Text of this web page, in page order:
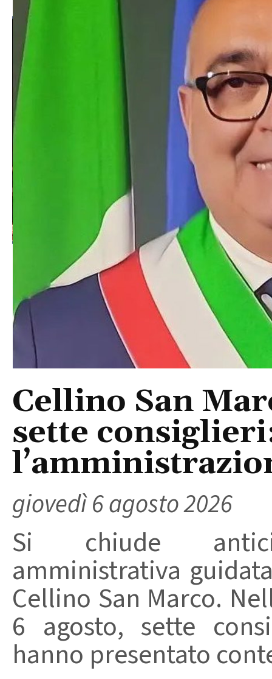
Cellino San
sette
giovedì 6 agosto 2026
Si chiude
amministrativa
Cellino San Marco.
6 agosto, sette
hanno presentato